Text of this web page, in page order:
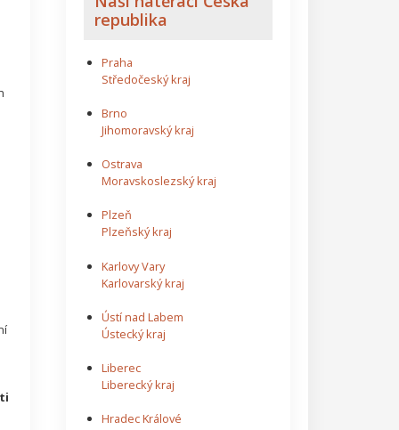
republika
Praha
Středočeský kraj
Brno
Jihomoravský kraj
Ostrava
Moravskoslezský kraj
Plzeň
Plzeňský kraj
Karlovy Vary
Karlovarský kraj
Ústí nad Labem
Ústecký kraj
Liberec
Liberecký kraj
Hradec Králové